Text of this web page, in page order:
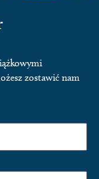
zostawić nam